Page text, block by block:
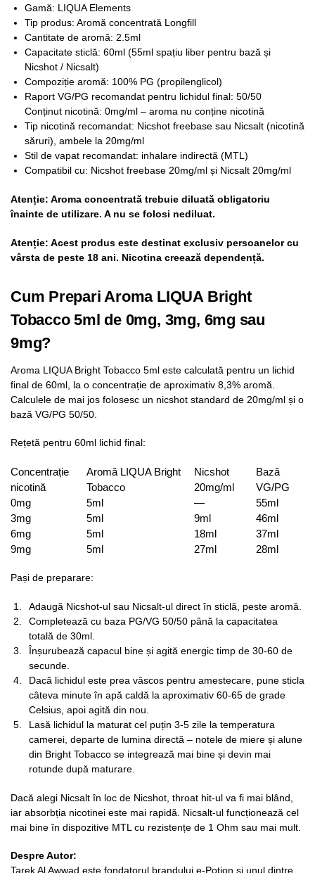
Gamă: LIQUA Elements
Tip produs: Aromă concentrată Longfill
Cantitate de aromă: 2.5ml
Capacitate sticlă: 60ml (55ml spațiu liber pentru bază și
Nicshot / Nicsalt)
Compoziție aromă: 100% PG (propilenglicol)
Raport VG/PG recomandat pentru lichidul final: 50/50
Conținut nicotină: 0mg/ml – aroma nu conține nicotină
Tip nicotină recomandat: Nicshot freebase sau Nicsalt (nicotină
săruri), ambele la 20mg/ml
Stil de vapat recomandat: inhalare indirectă (MTL)
Compatibil cu: Nicshot freebase 20mg/ml și Nicsalt 20mg/ml
Atenție: Aroma concentrată trebuie diluată obligatoriu
înainte de utilizare. A nu se folosi nediluat.
Atenție: Acest produs este destinat exclusiv persoanelor cu
vârsta de peste 18 ani. Nicotina creează dependență.
Cum Prepari Aroma LIQUA Bright
Tobacco 5ml de 0mg, 3mg, 6mg sau
9mg?
Aroma LIQUA Bright Tobacco 5ml este calculată pentru un lichid
final de 60ml, la o concentrație de aproximativ 8,3% aromă.
Calculele de mai jos folosesc un nicshot standard de 20mg/ml și o
bază VG/PG 50/50.
Rețetă pentru 60ml lichid final:
Concentrație
nicotină
Aromă LIQUA Bright
Tobacco
Nicshot
20mg/ml
Bază
VG/PG
0mg
5ml —
55ml
3mg
5ml 9ml
46ml
6mg
5ml 18ml
37ml
9mg
5ml 27ml 28ml
Pași de preparare:
Adaugă Nicshot-ul sau Nicsalt-ul direct în sticlă, peste aromă.
Completează cu baza PG/VG 50/50 până la capacitatea
totală de 30ml.
Înșurubează capacul bine și agită energic timp de 30-60 de
secunde.
Dacă lichidul este prea vâscos pentru amestecare, pune sticla
câteva minute în apă caldă la aproximativ 60-65 de grade
Celsius, apoi agită din nou.
Lasă lichidul la maturat cel puțin 3-5 zile la temperatura
camerei, departe de lumina directă – notele de miere și alune
din Bright Tobacco se integrează mai bine și devin mai
rotunde după maturare.
Dacă alegi Nicsalt în loc de Nicshot, throat hit-ul va fi mai blând,
iar absorbția nicotinei este mai rapidă. Nicsalt-ul funcționează cel
mai bine în dispozitive MTL cu rezistențe de 1 Ohm sau mai mult.
Despre Autor:
Tarek Al Awwad este fondatorul brandului e-Potion și unul dintre